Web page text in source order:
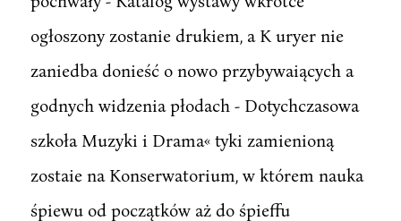
ogłoszony zostanie drukiem, a K uryer nie
zaniedba donieść o nowo przybywaiących a
godnych widzenia płodach - Dotychczasowa
szkoła Muzyki i Drama« tyki zamienioną
zostaie na Konserwatorium, w którem nauka
śpiewu od początków aż do śpieffu